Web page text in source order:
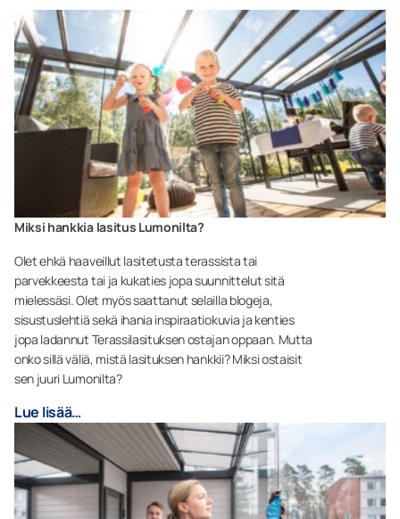
Miksi hankkia lasitus Lumonilta?
Olet ehkä haaveillut lasitetusta terassista tai
parvekkeesta tai ja kukaties jopa suunnittelut sitä
mielessäsi. Olet myös saattanut selailla blogeja,
sisustuslehtiä sekä ihania inspiraatiokuvia ja kenties
jopa ladannut Terassilasituksen ostajan oppaan. Mutta
onko sillä väliä, mistä lasituksen hankkii? Miksi ostaisit
sen juuri Lumonilta?
Lue lisää…